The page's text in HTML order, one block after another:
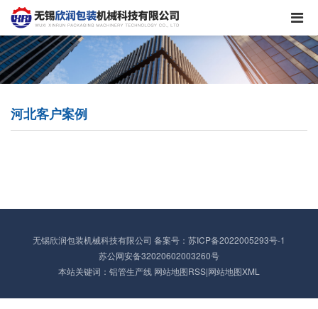
河北客户案例
无锡欣润包装机械科技有限公司 备案号： 苏ICP备2022005293号-1
苏公网安备32020602003260号
本站关键词：铝管生产线 网站地图RSS|网站地图XML